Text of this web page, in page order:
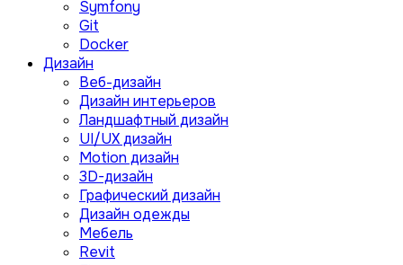
Symfony
Git
Docker
Дизайн
Веб-дизайн
Дизайн интерьеров
Ландшафтный дизайн
UI/UX дизайн
Motion дизайн
3D-дизайн
Графический дизайн
Дизайн одежды
Мебель
Revit